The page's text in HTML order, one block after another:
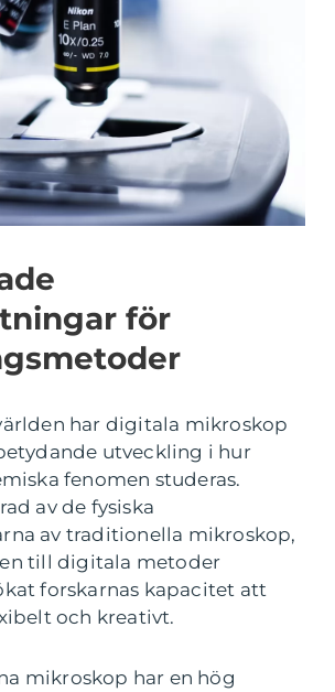
för
har digitala mikroskop
utveckling i hur
fenomen studeras.
av de fysiska
av traditionella mikroskop,
till digitala metoder
forskarnas kapacitet att
och kreativt.
mikroskop har en hög